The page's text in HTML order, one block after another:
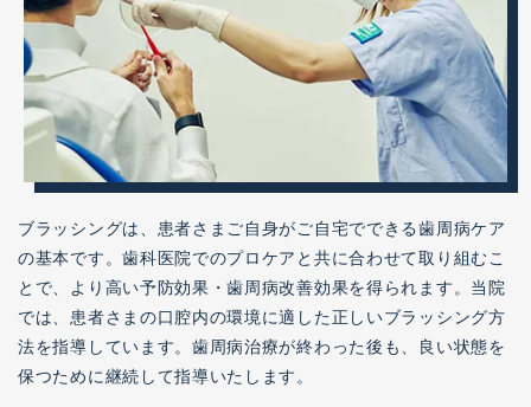
ブラッシングは、患者さまご自身がご自宅でできる歯周病ケア
の基本です。歯科医院でのプロケアと共に合わせて取り組むこ
とで、より高い予防効果・歯周病改善効果を得られます。当院
では、患者さまの口腔内の環境に適した正しいブラッシング方
法を指導しています。歯周病治療が終わった後も、良い状態を
保つために継続して指導いたします。